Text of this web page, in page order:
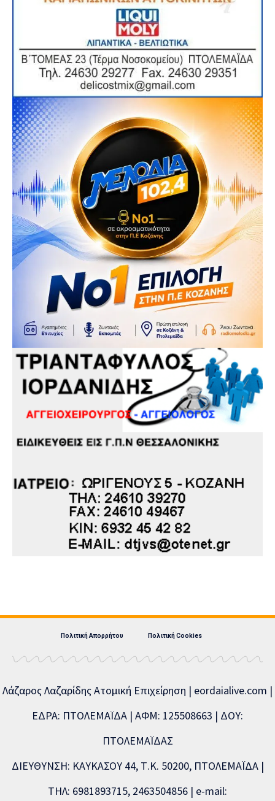
Πολιτική Απορρήτου Πολιτική Cookies
Λάζαρος Λαζαρίδης Ατομική Επιχείρηση | eordaialive.com |
ΕΔΡΑ: ΠΤΟΛΕΜΑΪΔΑ | ΑΦΜ: 125508663 | ΔΟΥ:
ΠΤΟΛΕΜΑΪΔΑΣ
ΔΙΕΥΘΥΝΣΗ: ΚΑΥΚΑΣΟΥ 44, Τ.Κ. 50200, ΠΤΟΛΕΜΑΪΔΑ |
ΤΗΛ: 6981893715, 2463504856 | e-mail: